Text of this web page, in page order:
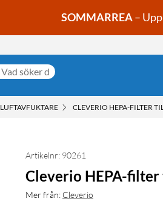
SOMMARREA–
LUFTAVFUKTARE CLEVERIO HEPA-FILTER
Artikelnr: 90261
Cleverio HEPA-
Mer från: Cleverio